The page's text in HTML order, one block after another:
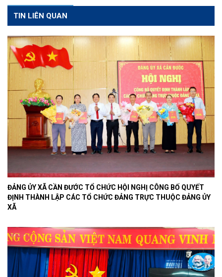
TIN LIÊN QUAN
ĐẢNG ỦY XÃ CẦN ĐƯỚC TỔ CHỨC HỘI NGHỊ CÔNG BỐ QUYẾT
ĐỊNH THÀNH LẬP CÁC TỔ CHỨC ĐẢNG TRỰC THUỘC ĐẢNG ỦY
XÃ